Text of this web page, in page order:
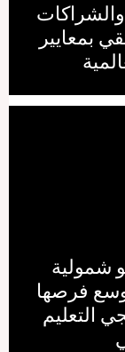
والشراكات
بمعايير
شمولية
فرصها
التعليم